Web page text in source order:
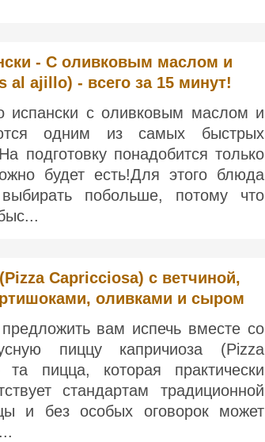
- С оливковым маслом и
al ajillo) - всего за 15 минут!
испански с оливковым маслом и
одним из самых быстрых
подготовку понадобится только
будет есть!Для этого блюда
побольше, потому что
Capricciosa) с ветчиной,
оливками и сыром
вам испечь вместе со
пиццу капричиоза (Pizza
пицца, которая практически
стандартам традиционной
и без особых оговорок может